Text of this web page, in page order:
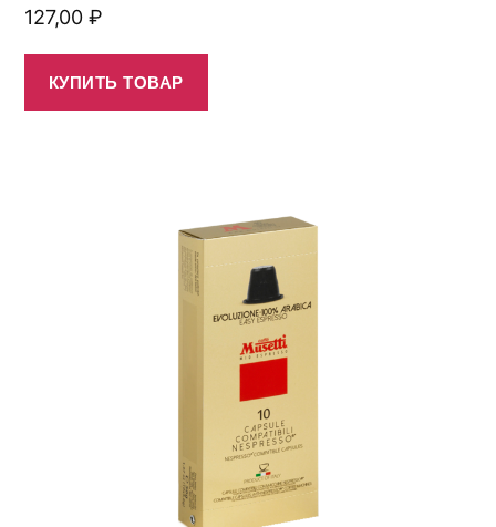
127,00 ₽
КУПИТЬ ТОВАР